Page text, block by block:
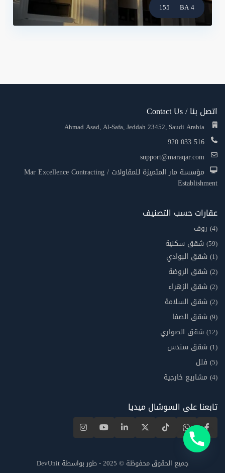
4 BA
155
اتصل بنا / Contact Us
Ahmad Asad, Al-Safa, Jeddah 23452, Saudi Arabia
920 033 516
support@maraqar.com
مؤسسة مار المتميزة للمقاولات / Mar Excellence Contracting
Establishment
عقارات حسب التصنيف
روف (4)
شقق سكنية (59)
شقق البوادي (1)
شقق الروضة (2)
شقق الزهراء (2)
شقق السلامة (2)
شقق الصفا (9)
شقق الصواري (12)
شقق سندس (1)
فلل (5)
مشاريع خارجية (4)
تابعنا على السوشال ميديا
جميع الحقوق محفوظة © 2025 - طور بواسطة DevUnit